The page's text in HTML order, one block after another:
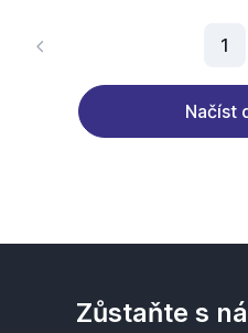
1
Načíst
Zůstaňte s